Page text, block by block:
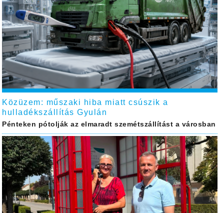
Közüzem: műszaki hiba miatt csúszik a
hulladékszállítás Gyulán
Pénteken pótolják az elmaradt szemétszállítást a városban